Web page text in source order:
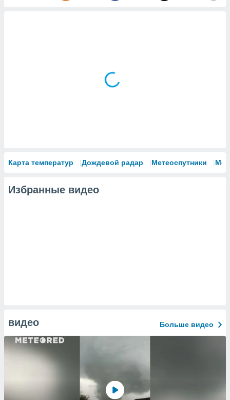
Карта температур Дождевой радар Метеоспутники
Избранные видео
видео Больше видео